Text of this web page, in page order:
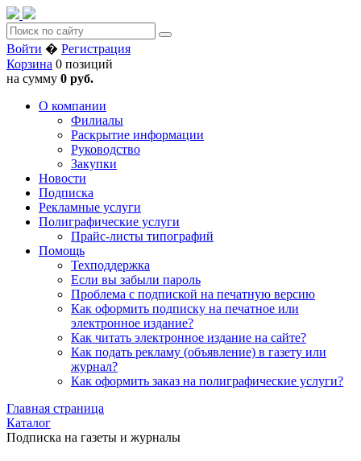
Войти � Регистрация
Корзина 0 позиций
на сумму 0 руб.
О компании
Филиалы
Раскрытие информации
Руководство
Закупки
Новости
Подписка
Рекламные услуги
Полиграфические услуги
Прайс-листы типографий
Помощь
Техподдержка
Если вы забыли пароль
Проблема с подпиской на печатную версию
Как оформить подписку на печатное или
электронное издание?
Как читать электронное издание на сайте?
Как подать рекламу (объявление) в газету или
журнал?
Как оформить заказ на полиграфические уcлуги?
Главная страница
Каталог
Подписка на газеты и журналы